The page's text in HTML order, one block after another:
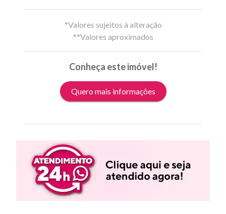
*Valores sujeitos à alteração
**Valores aproximados
Conheça este imóvel!
Quero mais informações